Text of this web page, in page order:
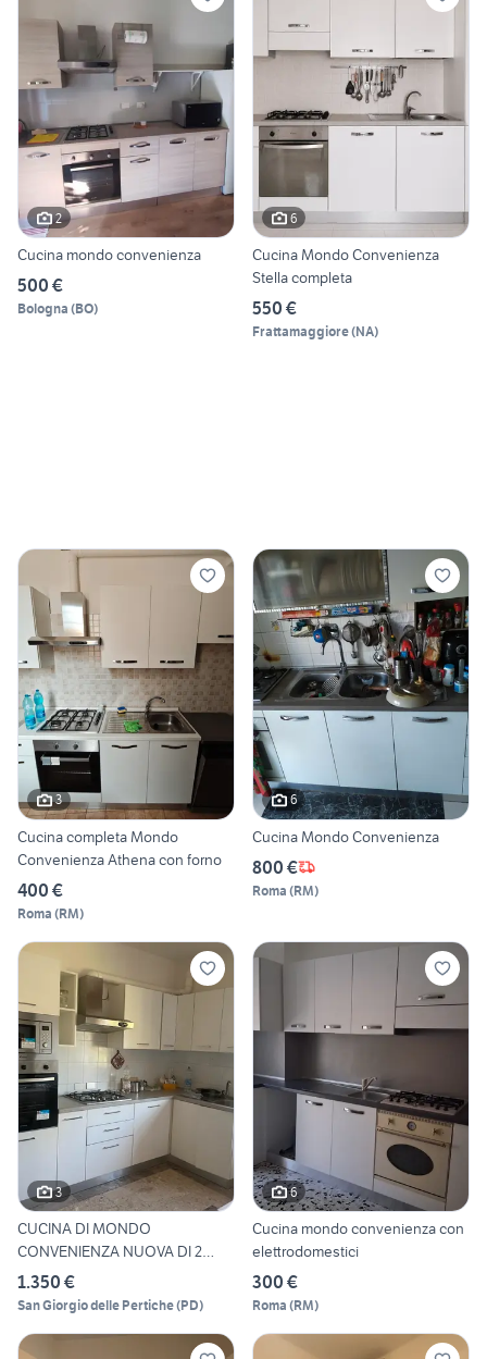
2
Cucina mondo convenienza
500 €
Bologna (BO)
6
Cucina Mondo Convenienza
Stella completa
550 €
Frattamaggiore(NA)
3
Cucina completa Mondo
Convenienza Athena con forno
400 €
Roma (RM)
6
Cucina Mondo Convenienza
800 €
Roma (RM)
3
CUCINA DI MONDO
CONVENIENZA NUOVA DI 2
ANNI
1.350 €
San Giorgio delle Pertiche(PD)
6
Cucina mondo convenienza con
elettrodomestici
300 €
Roma (RM)